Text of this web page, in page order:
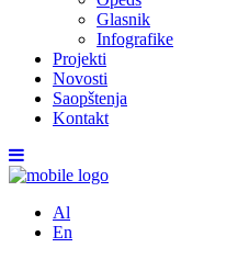
Glasnik
Infografike
Projekti
Novosti
Saopštenja
Kontakt
Al
En